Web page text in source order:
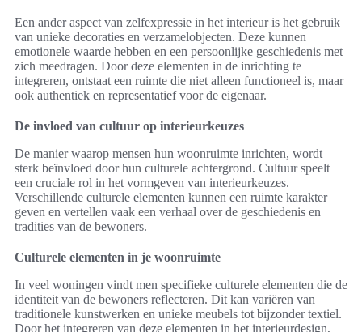
Een ander aspect van zelfexpressie in het interieur is het gebruik
van unieke decoraties en verzamelobjecten. Deze kunnen
emotionele waarde hebben en een persoonlijke geschiedenis met
zich meedragen. Door deze elementen in de inrichting te
integreren, ontstaat een ruimte die niet alleen functioneel is, maar
ook authentiek en representatief voor de eigenaar.
De invloed van cultuur op interieurkeuzes
De manier waarop mensen hun woonruimte inrichten, wordt
sterk beïnvloed door hun culturele achtergrond. Cultuur speelt
een cruciale rol in het vormgeven van interieurkeuzes.
Verschillende culturele elementen kunnen een ruimte karakter
geven en vertellen vaak een verhaal over de geschiedenis en
tradities van de bewoners.
Culturele elementen in je woonruimte
In veel woningen vindt men specifieke culturele elementen die de
identiteit van de bewoners reflecteren. Dit kan variëren van
traditionele kunstwerken en unieke meubels tot bijzonder textiel.
Door het integreren van deze elementen in het interieurdesign,